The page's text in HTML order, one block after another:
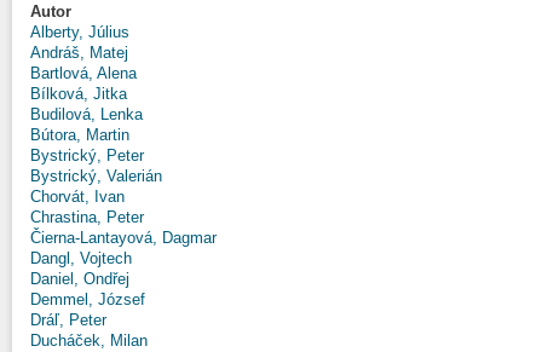
Autor
Alberty, Július
Andráš, Matej
Bartlová, Alena
Bílková, Jitka
Budilová, Lenka
Bútora, Martin
Bystrický, Peter
Bystrický, Valerián
Chorvát, Ivan
Chrastina, Peter
Čierna-Lantayová, Dagmar
Dangl, Vojtech
Daniel, Ondřej
Demmel, József
Dráľ, Peter
Ducháček, Milan